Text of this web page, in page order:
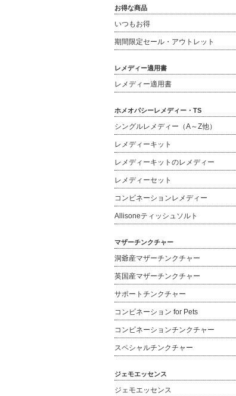
お得な商品
いつもお得
期間限定セール・アウトレット
レメディー適用書
レメディー適用書
ホメオパシーレメディー・TS
シングルレメディー（A～Z他）
レメディーキット
レメディーキットのレメディー
レメディーセット
コンビネーションレメディー
Allisoneティッシュソルト
マザーチンクチャー
洞爺産マザーチンクチャー
英国産マザーチンクチャー
サポートチンクチャー
コンビネーション for Pets
コンビネーションチンクチャー
スペシャルチンクチャー
ジェモエッセンス
ジェモエッセンス